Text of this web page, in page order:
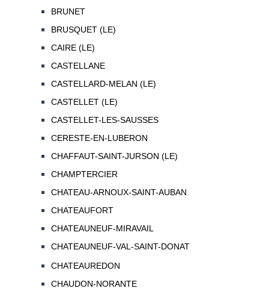
BRUNET
BRUSQUET (LE)
CAIRE (LE)
CASTELLANE
CASTELLARD-MELAN (LE)
CASTELLET (LE)
CASTELLET-LES-SAUSSES
CERESTE-EN-LUBERON
CHAFFAUT-SAINT-JURSON (LE)
CHAMPTERCIER
CHATEAU-ARNOUX-SAINT-AUBAN
CHATEAUFORT
CHATEAUNEUF-MIRAVAIL
CHATEAUNEUF-VAL-SAINT-DONAT
CHATEAUREDON
CHAUDON-NORANTE